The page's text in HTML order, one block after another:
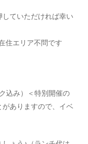
ていただければ幸い
住エリア不問です
込み）＜特別開催の
ありますので、イベ